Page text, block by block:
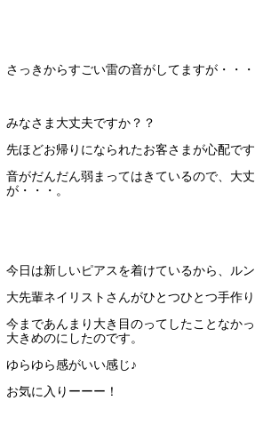
さっきからすごい雷の音がしてますが・・・
みなさま大丈夫ですか？？
先ほどお帰りになられたお客さまが心配です
音がだんだん弱まってはきているので、大
が・・・。
今日は新しいピアスを着けているから、ル
大先輩ネイリストさんがひとつひとつ手作
今まであんまり大き目のってしたことなか
大きめのにしたのです。
ゆらゆら感がいい感じ♪
お気に入りーーー！